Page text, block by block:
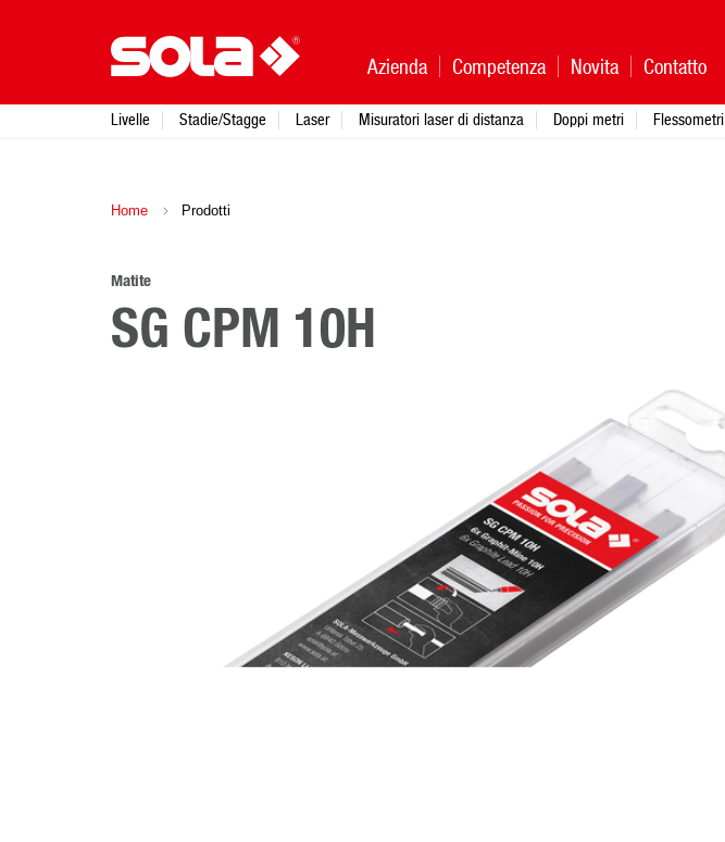
Home Prodotti
Matite
SG CPM 10H
Azienda Competenza Novita Contatto
Livelle Stadie/Stagge Laser Misuratori laser di distanza Doppi metri Flessometri